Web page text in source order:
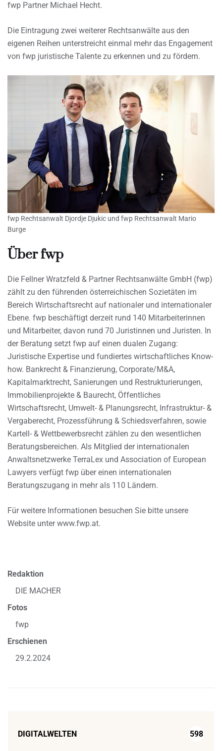
fwp Partner Michael Hecht.
Die Eintragung zwei weiterer Rechtsanwälte aus den
eigenen Reihen unterstreicht einmal mehr das Engagement
von fwp juristische Talente zu erkennen und zu fördern.
fwp Rechtsanwalt Djordje Djukic und fwp Rechtsanwalt Mario
Burge
Über fwp
Die Fellner Wratzfeld & Partner Rechtsanwälte GmbH (fwp)
zählt zu den führenden österreichischen Sozietäten im
Bereich Wirtschaftsrecht auf nationaler und internationaler
Ebene. fwp beschäftigt derzeit rund 140 Mitarbeiterinnen
und Mitarbeiter, davon rund 70 Juristinnen und Juristen. In
der Beratung setzt fwp auf einen dualen Zugang:
Juristische Expertise und fundiertes wirtschaftliches Know-
how. Bankrecht & Finanzierung, Corporate/M&A,
Kapitalmarktrecht, Sanierungen und Restrukturierungen,
Immobilienprojekte & Baurecht, Öffentliches
Wirtschaftsrecht, Umwelt- & Planungsrecht, Infrastruktur- &
Vergaberecht, Prozessführung & Schiedsverfahren, sowie
Kartell- & Wettbewerbsrecht zählen zu den wesentlichen
Beratungsbereichen. Als Mitglied der internationalen
Anwaltsnetzwerke TerraLex und Association of European
Lawyers verfügt fwp über einen internationalen
Beratungszugang in mehr als 110 Ländern.
Für weitere Informationen besuchen Sie bitte unsere
Website unter www.fwp.at.
Redaktion
DIE MACHER
Fotos
fwp
Erschienen
29.2.2024
DIGITALWELTEN 598